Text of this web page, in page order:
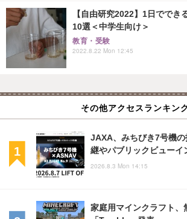
【自由研究2022】1日ででき
10選＜中学生向け＞
教育・受験
2022.8.22 Mon 12:45
その他アクセスランキン
JAXA、みちびき7号機
継やパブリックビューイ
2026.8.3 Mon 14:15
家庭用マインクラフト、